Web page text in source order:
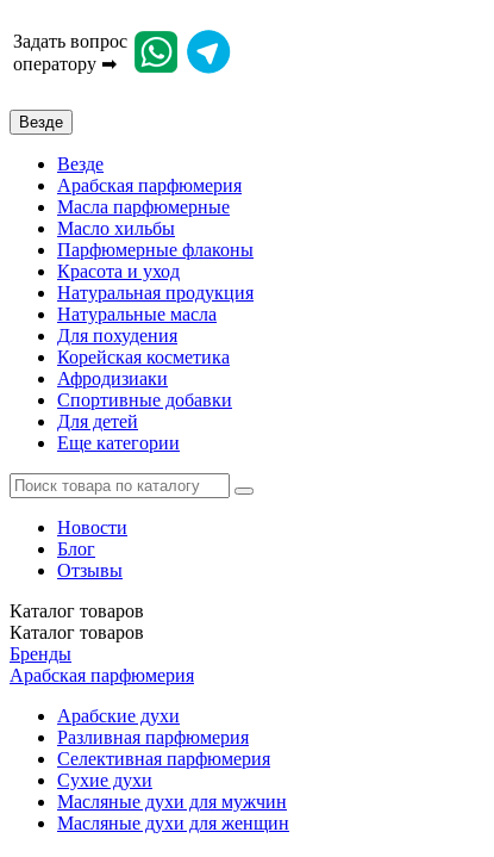
Задать вопрос
оператору ➡
Везде
Везде
Арабская парфюмерия
Масла парфюмерные
Масло хильбы
Парфюмерные флаконы
Красота и уход
Натуральная продукция
Натуральные масла
Для похудения
Корейская косметика
Афродизиаки
Спортивные добавки
Для детей
Еще категории
Новости
Блог
Отзывы
Каталог товаров
Каталог товаров
Бренды
Арабская парфюмерия
Арабские духи
Разливная парфюмерия
Селективная парфюмерия
Сухие духи
Масляные духи для мужчин
Масляные духи для женщин